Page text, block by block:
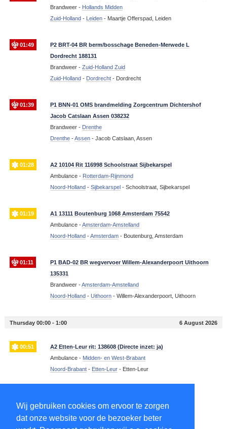
Wij gebruiken cookies om ervoor te zorgen
dat onze website voor de bezoeker beter
Brandweer - Hollands Midden
Zuid-Holland - Leiden- Maartje Offerspad, Leiden
01:49
P2 BRT-04 BR berm/bosschage Beneden-Merwede L
Dordrecht 188131
Brandweer - Zuid-Holland Zuid
Zuid-Holland - Dordrecht- Dordrecht
01:39
P1 BNN-01 OMS brandmelding Zorgcentrum Dichtershof
Jacob Catslaan Assen 038232
Brandweer - Drenthe
Drenthe-Assen- Jacob Catslaan, Assen
01:28
A2 10104 Rit 116998 Schoolstraat Sijbekarspel
Ambulance - Rotterdam-Rijnmond
Noord-Holland - Sijbekarspel - Schoolstraat, Sijbekarspel
01:19
A1 13111 Boutenburg 1068 Amsterdam 75542
Ambulance -Amsterdam-Amstelland
Noord-Holland -Amsterdam- Boutenburg, Amsterdam
01:11
P1 BAD-02 BR wegvervoer Willem-Alexanderpoort Uithoorn
135331
Brandweer -Amsterdam-Amstelland
Noord-Holland - Uithoorn- Willem-Alexanderpoort, Uithoorn
Thursday 00:00 - 1:00 6 August 2026
00:51
A2 Etten-Leur rit: 138608 (Directe inzet: ja)
Ambulance - Midden- en West-Brabant
Noord-Brabant- Etten-Leur- Etten-Leur
Ambulance -Haaglanden
Zuid-Holland-Nootdorp -Hofweg, Nootdorp